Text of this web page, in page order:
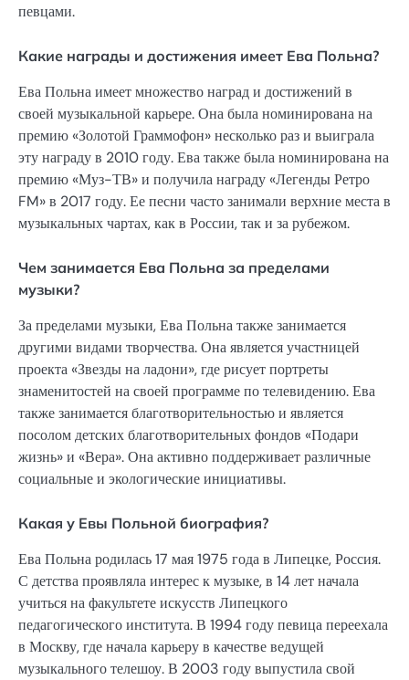
певцами.
Какие награды и достижения имеет Ева Польна?
Ева Польна имеет множество наград и достижений в
своей музыкальной карьере. Она была номинирована на
премию «Золотой Граммофон» несколько раз и выиграла
эту награду в 2010 году. Ева также была номинирована на
премию «Муз-ТВ» и получила награду «Легенды Ретро
FM» в 2017 году. Ее песни часто занимали верхние места в
музыкальных чартах, как в России, так и за рубежом.
Чем занимается Ева Польна за пределами
музыки?
За пределами музыки, Ева Польна также занимается
другими видами творчества. Она является участницей
проекта «Звезды на ладони», где рисует портреты
знаменитостей на своей программе по телевидению. Ева
также занимается благотворительностью и является
посолом детских благотворительных фондов «Подари
жизнь» и «Вера». Она активно поддерживает различные
социальные и экологические инициативы.
Какая у Евы Польной биография?
Ева Польна родилась 17 мая 1975 года в Липецке, Россия.
С детства проявляла интерес к музыке, в 14 лет начала
учиться на факультете искусств Липецкого
педагогического института. В 1994 году певица переехала
в Москву, где начала карьеру в качестве ведущей
музыкального телешоу. В 2003 году выпустила свой